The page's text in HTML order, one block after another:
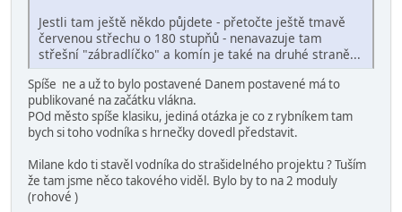
Jestli tam ještě někdo půjdete - přetočte ještě tmavě
červenou střechu o 180 stupňů - nenavazuje tam
střešní "zábradlíčko" a komín je také na druhé straně...
Spíše ne a už to bylo postavené Danem postavené má to
publikované na začátku vlákna.
POd město spíše klasiku, jediná otázka je co z rybníkem tam
bych si toho vodníka s hrnečky dovedl představit.
Milane kdo ti stavěl vodníka do strašidelného projektu ? Tuším
že tam jsme něco takového viděl. Bylo by to na 2 moduly
(rohové )